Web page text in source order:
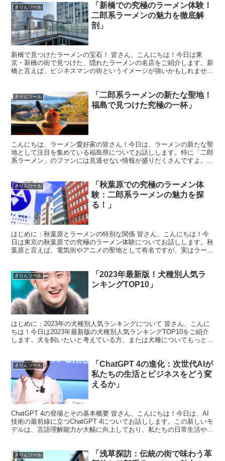
きりんツール
「新橋での究極のラーメン体験！
二郎系ラーメンの魅力を徹底解
剖」
新橋で見つけたラーメンの宝石！ 皆さん、こんにちは！今日は東
京・新橋の街で見つけた、隠れたラーメンの名店をご紹介します。新
橋と言えば、ビジネスマンの街というイメージが強いかもしれません
きりんツール
「二郎系ラーメンの新たな聖地！
福島で見つけた究極の一杯」
こんにちは、ラーメン愛好家の皆さん！今日は、ラーメンの新たな聖
地として注目を集めている福島県についてお話しします。特に「二郎
系ラーメン」のファンには見逃せない情報が盛りだくさんですよ。福
きりんツール
「秋葉原での究極のラーメン体
験：二郎系ラーメンの魅力を探
る！」
はじめに：秋葉原とラーメンの特別な関係 皆さん、こんにちは！今
日は東京の秋葉原での究極のラーメン体験についてお話しします。秋
葉原と言えば、電気街やアニメの聖地として有名ですが、実はラーメ
きりんツール
「2023年最新版！犬種別人気ラ
ンキングTOP10」
はじめに：2023年の犬種別人気ランキングについて 皆さん、こんに
ちは！今日は2023年最新版の犬種別人気ランキングTOP10をご紹介
します。犬を飼いたいと考えている方、または犬種についてもっと知
きりんツール
「ChatGPT 4の進化：次世代AIが
私たちの生活とビジネスをどう変
えるか」
ChatGPT 4の登場とその基本概要 皆さん、こんにちは！今日は、AI
技術の最前線に立つChatGPT 4についてお話しします。この新しいモ
デルは、言語理解能力が大幅に向上しており、私たちの日常生活やビ
きりんツール
「浅草探訪：伝統の街で味わう革